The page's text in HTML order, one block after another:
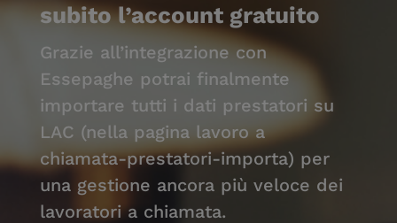
subito l’account gratuito
Grazie all’integrazione con
Essepaghe potrai finalmente
importare tutti i dati prestatori su
LAC (nella pagina lavoro a
chiamata-prestatori-importa) per
una gestione ancora più veloce dei
lavoratori a chiamata.